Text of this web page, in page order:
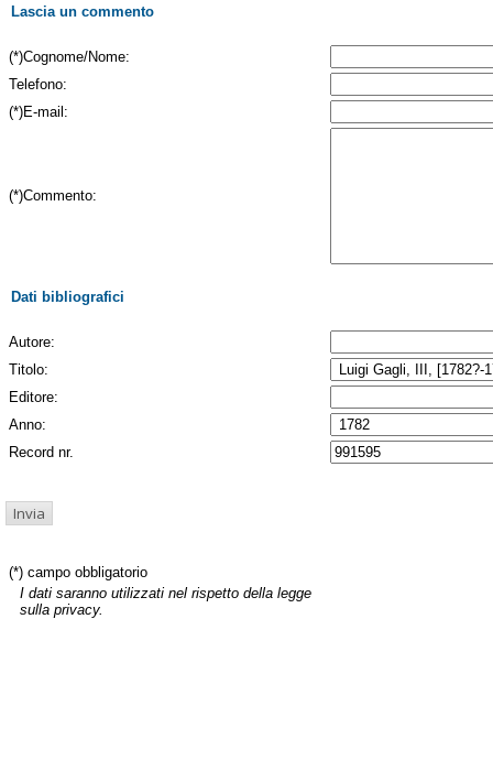
Lascia un commento
(*)Cognome/Nome:
Telefono:
(*)E-mail:
(*)Commento:
Dati bibliografici
Autore:
Titolo:
Editore:
Anno:
Record nr.
(*) campo obbligatorio
I dati saranno utilizzati nel rispetto della legge
sulla privacy.